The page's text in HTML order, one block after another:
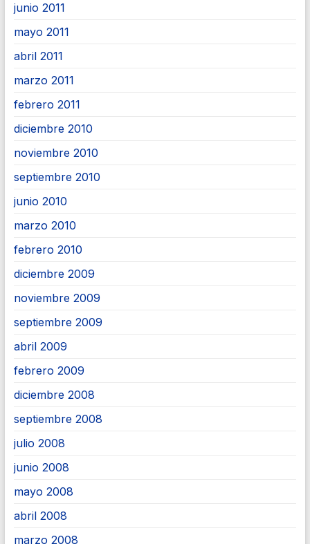
junio 2011
mayo 2011
abril 2011
marzo 2011
febrero 2011
diciembre 2010
noviembre 2010
septiembre 2010
junio 2010
marzo 2010
febrero 2010
diciembre 2009
noviembre 2009
septiembre 2009
abril 2009
febrero 2009
diciembre 2008
septiembre 2008
julio 2008
junio 2008
mayo 2008
abril 2008
marzo 2008